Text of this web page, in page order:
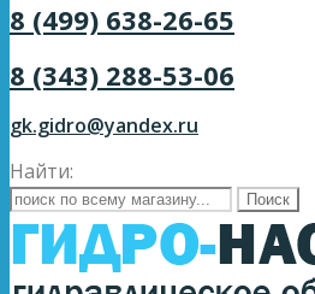
8 (499) 638-26-65
8 (343) 288-53-06
gk.gidro@yandex.ru
Найти: